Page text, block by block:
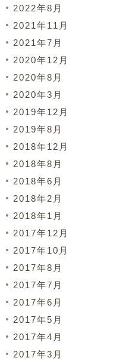
2022年8月
2021年11月
2021年7月
2020年12月
2020年8月
2020年3月
2019年12月
2019年8月
2018年12月
2018年8月
2018年6月
2018年2月
2018年1月
2017年12月
2017年10月
2017年8月
2017年7月
2017年6月
2017年5月
2017年4月
2017年3月